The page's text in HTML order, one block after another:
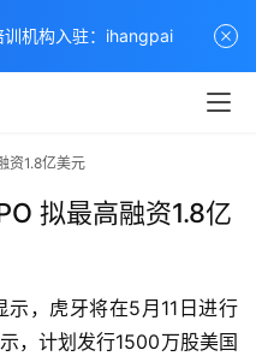
资1.8亿美元
拟最高融资1.8亿
，虎牙将在5月11日进行
，计划发行1500万股美国
训机构入驻：ihangpai